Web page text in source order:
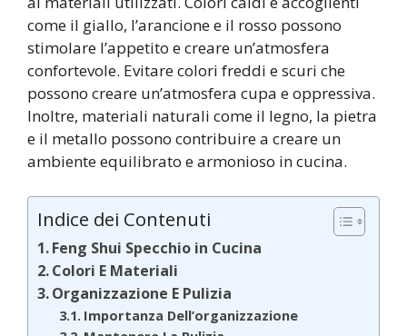
come il giallo, l’arancione e il rosso possono
stimolare l’appetito e creare un’atmosfera
confortevole. Evitare colori freddi e scuri che
possono creare un’atmosfera cupa e oppressiva.
Inoltre, materiali naturali come il legno, la pietra
e il metallo possono contribuire a creare un
ambiente equilibrato e armonioso in cucina.
Indice dei Contenuti
Feng Shui Specchio in Cucina
Colori E Materiali
Organizzazione E Pulizia
Importanza Dell’organizzazione